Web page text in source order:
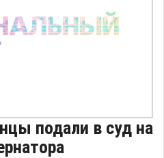
подали в суд на